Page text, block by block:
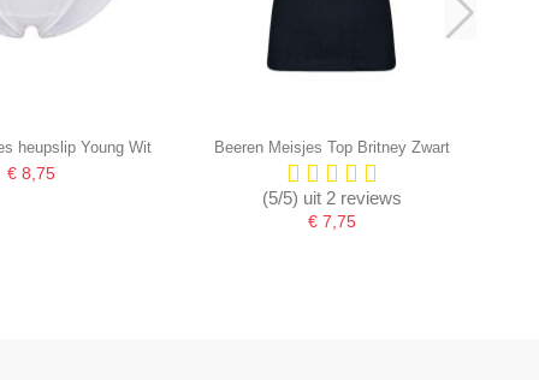
heupslip Young Wit
€ 8,75
Beeren Meisjes Top Britney Zwart
(5/5) uit 2 reviews
€ 7,75